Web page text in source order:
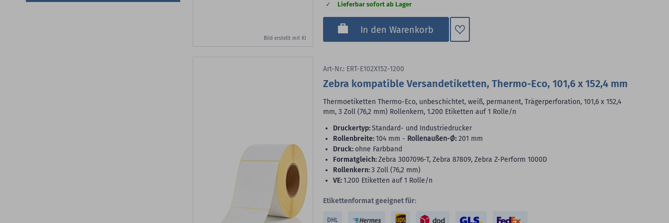
Bild erstellt mit KI
Lieferbar sofort ab Lager
In den Warenkorb
Zum
Art-Nr.: ERT-E102X152-1200
Zebra kompatible Versandetiketten, Thermo-Eco, 101,6 x 152,4 mm
Thermoetiketten Thermo-Eco, unbeschichtet, weiß, permanent, Trägerperforation, 101,6 x 152,4
mm, 3 Zoll (76,2 mm) Rollenkern, 1.200 Etiketten auf 1 Rolle/n
Druckertyp:Standard- und Industriedrucker
Rollenbreite:104 mm - Rollenaußen-Ø:201 mm
Druck: ohne Farbband
Formatgleich:Zebra 3007096-T, Zebra 87809, Zebra Z-Perform 1000D
Rollenkern:3 Zoll (76,2 mm)
VE:1.200 Etiketten auf 1 Rolle/n
Etikettenformat geeignet für:
DHL